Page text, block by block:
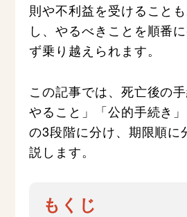
則や不利益を受けること
し、やるべきことを順番
ず乗り越えられます。
この記事では、死亡後の
やること」「公的手続き」
の3段階に分け、期限順に
説します。
もくじ